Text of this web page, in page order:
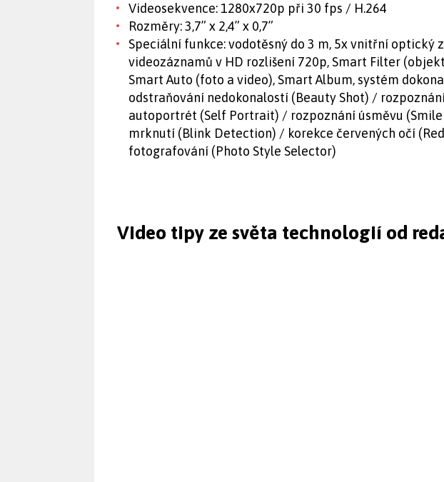
Videosekvence: 1280x720p při 30 fps / H.264
Rozměry: 3,7” x 2,4” x 0,7”
Speciální funkce: vodotěsný do 3 m, 5x vnitřní optický
videozáznamů v HD rozlišení 720p, Smart Filter
Smart Auto (foto a video), Smart Album, systém
odstraňování nedokonalostí (Beauty Shot) /
autoportrét (Self Portrait) / rozpoznání úsměvu
mrknutí (Blink Detection) / korekce červených očí
fotografování (Photo Style Selector)
Video tipy ze světa technologií od